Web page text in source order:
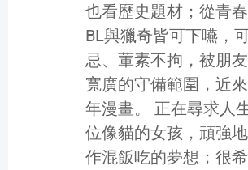
也看歷史題材；從青
BL與獵奇皆可下嚥，
忌、葷素不拘，被朋
寬廣的守備範圍，近
年漫畫。 正在尋求人
位像貓的女孩，頑強
作混飯吃的夢想；很